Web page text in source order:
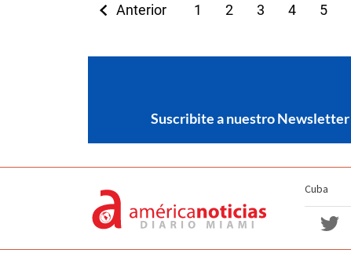
Anterior 1 2 3 4 5
Suscribite a nuestro Newsletter
Cuba